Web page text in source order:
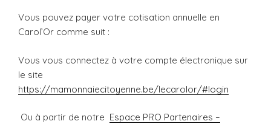
Vous pouvez payer votre cotisation annuelle en
Carol’Or comme suit :
Vous vous connectez à votre compte électronique sur
le site
https://mamonnaiecitoyenne.be/lecarolor/#login
Ou à partir de notre Espace PRO Partenaires –